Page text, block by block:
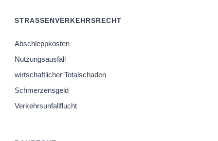
STRASSENVERKEHRSRECHT
Abschleppkosten
Nutzungsausfall
wirtschaftlicher Totalschaden
Schmerzensgeld
Verkehrsunfallflucht